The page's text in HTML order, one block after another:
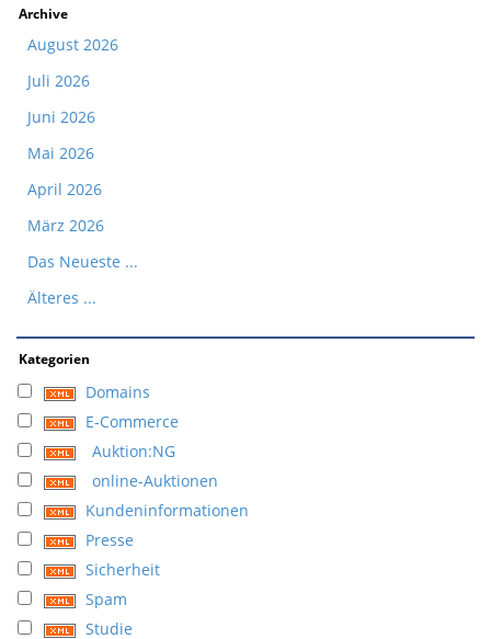
Archive
August 2026
Juli 2026
Juni 2026
Mai 2026
April 2026
März 2026
Das Neueste ...
Älteres ...
Kategorien
Domains
E-Commerce
Auktion:NG
online-Auktionen
Kundeninformationen
Presse
Sicherheit
Spam
Studie